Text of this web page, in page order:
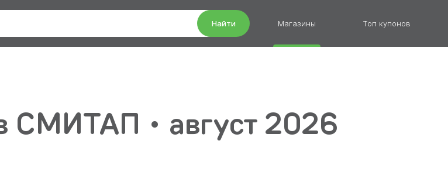
Найти Магазины Топ купонов
СМИТАП • август 2026